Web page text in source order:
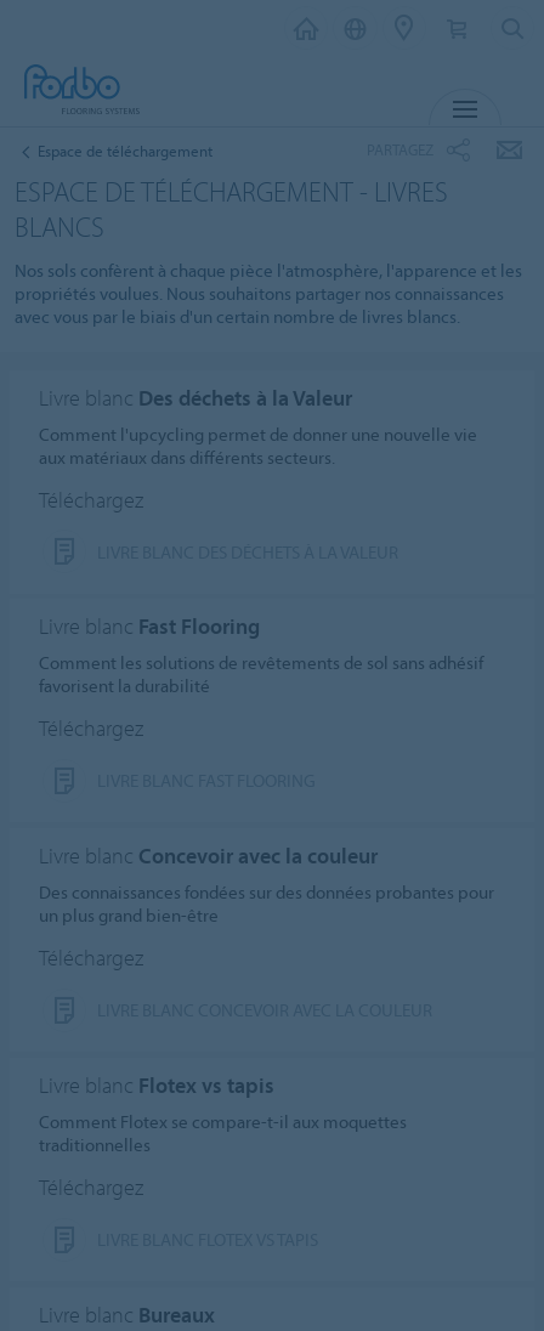
Espace de téléchargement
ESPACE DE TÉLÉCHARGEMENT - LIVRES
BLANCS
Nos sols confèrent à chaque pièce l'atmosphère, l'apparence et les
propriétés voulues. Nous souhaitons partager nos connaissances
avec vous par le biais d'un certain nombre de livres blancs.
Livre blanc Des déchets à la Valeur
Comment l'upcycling permet de donner une nouvelle vie
aux matériaux dans différents secteurs.
Téléchargez
Livre blanc Fast Flooring
Comment les solutions de revêtements de sol sans adhésif
favorisent la durabilité
Téléchargez
Livre blanc Concevoir avec la couleur
Des connaissances fondées sur des données probantes pour
un plus grand bien-être
Téléchargez
Livre blanc Flotex vs tapis
Comment Flotex se compare-t-il aux moquettes
traditionnelles
Téléchargez
Livre blanc Bureaux